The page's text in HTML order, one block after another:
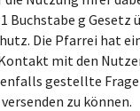
Buchstabe g Gesetz
Die Pfarrei hat
mit den
gestellte
zu können.